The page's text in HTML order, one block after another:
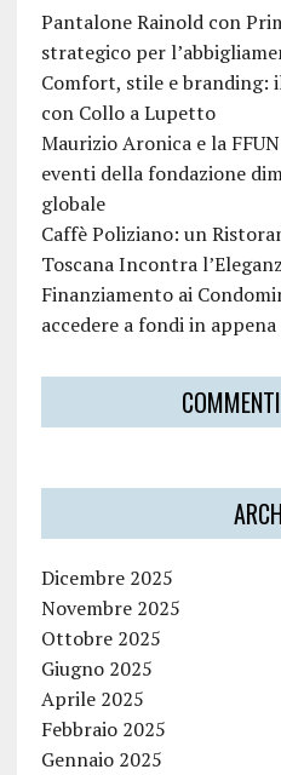
Pantalone Rainold con
strategico per
Comfort, stile e branding:
con Collo a Lupetto
Maurizio Aronica e la
eventi della fondazione
globale
Caffè Poliziano: un
Toscana Incontra
Finanziamento ai
accedere a fondi in
Dicembre 2025
Novembre 2025
Ottobre 2025
Giugno 2025
Aprile 2025
Febbraio 2025
Gennaio 2025